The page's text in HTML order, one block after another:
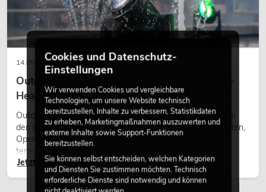
14.05.2026
Outdoor Moving-Heads: Wetterfeste Moving-
Heads bei Events
Outdoor Moving-Heads sind bewegliche Scheinwerfer für
den Einsatz im Freien. Sie werden bei Festivals, Stadtfesten,
Open-Air-Konzerten, Architekturinszenierungen und
temporären Außeninstallationen eingesetzt.
Jetzt lesen
Cookies und Datenschutz-
Einstellungen
Wir verwenden Cookies und vergleichbare
Technologien, um unsere Website technisch
bereitzustellen, Inhalte zu verbessern, Statistikdaten
zu erheben, Marketingmaßnahmen auszuwerten und
externe Inhalte sowie Support-Funktionen
bereitzustellen.
Sie können selbst entscheiden, welchen Kategorien
und Diensten Sie zustimmen möchten. Technisch
erforderliche Dienste sind notwendig und können